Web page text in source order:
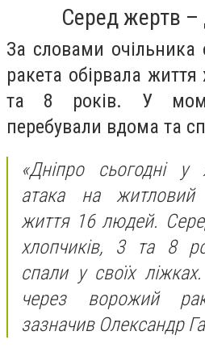
Серед жертв –
За словами очільника
ракета обірвала життя
та 8 років. У
перебували вдома та
«Дніпро сьогодні у
атака на житловий
життя 16 людей.
хлопчиків, 3 та 8
спали у своїх
через ворожий
зазначив Олександр